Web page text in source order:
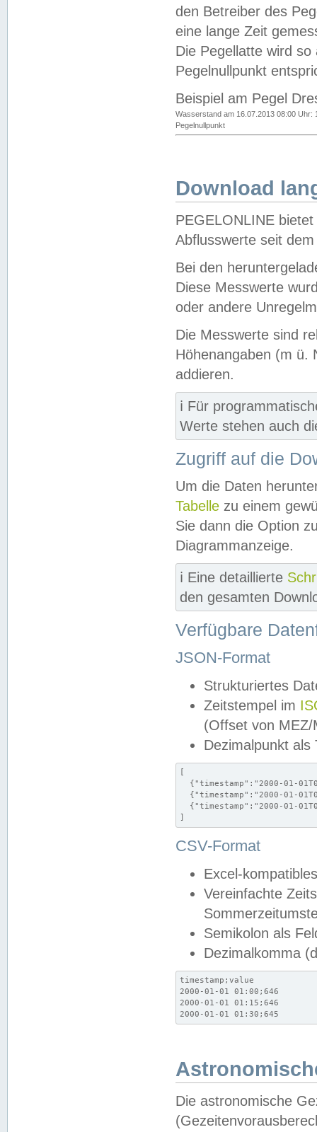
den Betreiber des
eine lange Zeit
Die Pegellatte wird
Pegelnullpunkt
Beispiel am Pegel
Wasserstand am 16.07.2013 08:00 Uhr:
Pegelnullpunkt
Download
PEGELONLINE
Abflusswerte seit
Bei den
Diese Messwerte
oder andere
Die Messwerte sind
Höhenangaben (m ü.
addieren.
ℹ️ Für
Werte stehen auch
Zugriff auf die
Um die Daten
Tabelle zu einem
Sie dann die Option
Diagrammanzeige.
ℹ️ Eine detaillierte
den gesamten
Verfügbare
JSON-Format
Strukturiertes
Zeitstempel im
(Offset von MEZ/
Dezimalpunkt als
[
{"timestamp":"2000-01-
{"timestamp":"2000-01-
{"timestamp":"2000-01-
]
CSV-Format
Excel-
Vereinfachte
Semikolon als
Dezimalkomma
timestamp;value
2000-01-01 01:00;646
2000-01-01 01:15;646
2000-01-01 01:30;645
Die astronomische